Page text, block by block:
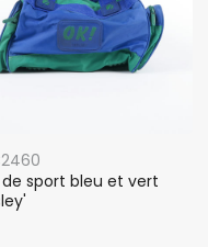
sport bleu et vert